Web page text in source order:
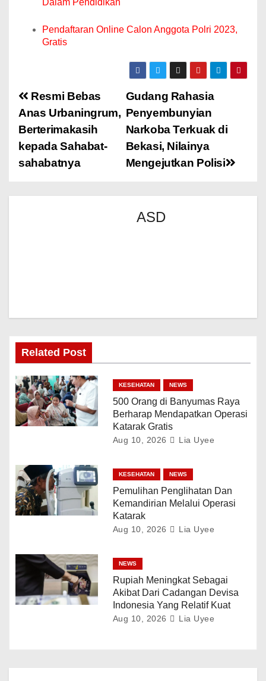
Dalam Pendidikan
Pendaftaran Online Calon Anggota Polri 2023,
Gratis
Gudang Rahasia
Penyembunyian
Narkoba Terkuak di
Bekasi, Nilainya
Mengejutkan Polisi
Resmi Bebas
Anas Urbaningrum,
Berterimakasih
kepada Sahabat-
sahabatnya
ASD
Related Post
KESEHATAN NEWS
500 Orang di Banyumas Raya
Berharap Mendapatkan Operasi
Katarak Gratis
Aug 10, 2026 Lia Uyee
KESEHATAN NEWS
Pemulihan Penglihatan Dan
Kemandirian Melalui Operasi
Katarak
Aug 10, 2026 Lia Uyee
NEWS
Rupiah Meningkat Sebagai
Akibat Dari Cadangan Devisa
Indonesia Yang Relatif Kuat
Aug 10, 2026 Lia Uyee